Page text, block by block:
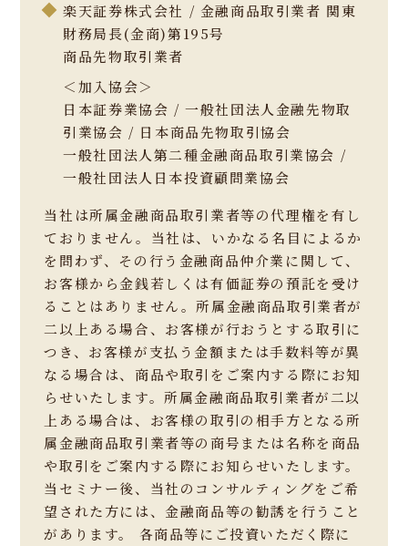
楽天証券株式会社 / 金融商品取引業者 関東
財務局長(金商)第195号
商品先物取引業者
＜加入協会＞
日本証券業協会 / 一般社団法人金融先物取
引業協会 / 日本商品先物取引協会
一般社団法人第二種金融商品取引業協会 /
一般社団法人日本投資顧問業協会
当社は所属金融商品取引業者等の代理権を有し
ておりません。当社は、いかなる名目によるか
を問わず、その行う金融商品仲介業に関して、
お客様から金銭若しくは有価証券の預託を受け
ることはありません。所属金融商品取引業者が
二以上ある場合、お客様が行おうとする取引に
つき、お客様が支払う金額または手数料等が異
なる場合は、商品や取引をご案内する際にお知
らせいたします。所属金融商品取引業者が二以
上ある場合は、お客様の取引の相手方となる所
属金融商品取引業者等の商号または名称を商品
や取引をご案内する際にお知らせいたします。
当セミナー後、当社のコンサルティングをご希
望された方には、金融商品等の勧誘を行うこと
があります。 各商品等にご投資いただく際に